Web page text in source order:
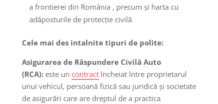
a frontierei din România , precum și harta cu
adăposturile de protecție civilă
Cele mai des intalnite tipuri de polite:
Asigurarea de Răspundere Civilă Auto
(RCA):este un contractîncheiat între proprietarul
unui vehicul, persoană fizică sau juridică și societate
de asigurări care are dreptul de a practica